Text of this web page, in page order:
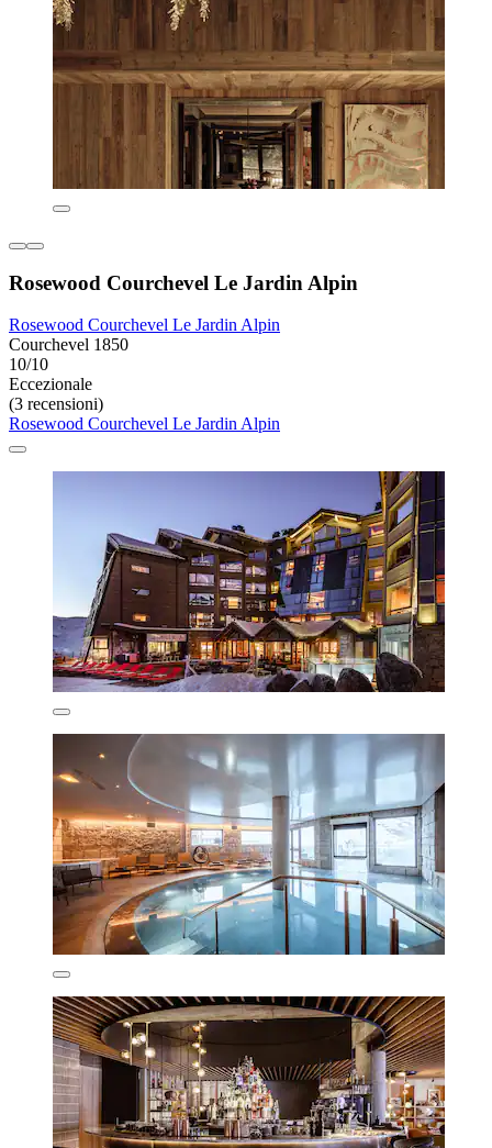
Rosewood Courchevel Le Jardin Alpin
Rosewood Courchevel Le Jardin Alpin
Courchevel 1850
10/10
Eccezionale
(3 recensioni)
Rosewood Courchevel Le Jardin Alpin